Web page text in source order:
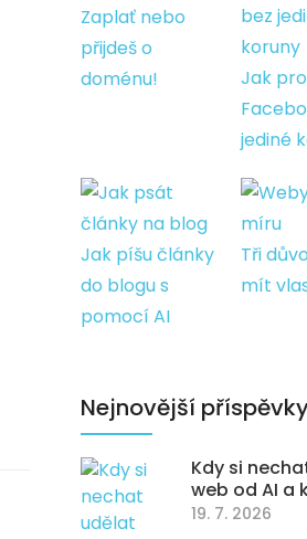
Zaplať nebo
přijdeš o
doménu!
Jak
jediné
Jak píšu články
do blogu s
pomocí AI
Tři
mít
Nejnovější
Kdy si
web od AI a
19. 7. 2026